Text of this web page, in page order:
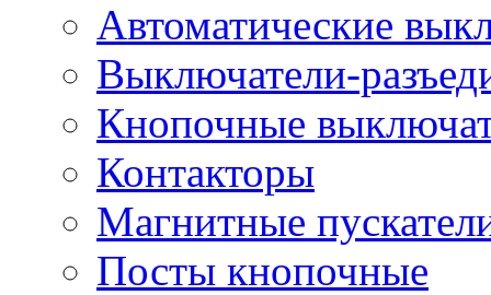
Автоматические
Выключатели-
Кнопочные
Контакторы
Магнитные
Посты кнопочные